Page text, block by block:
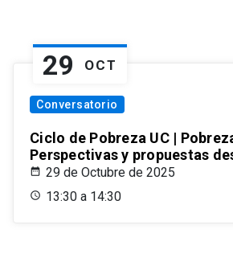
29 OCT
Conversatorio
Ciclo de Pobreza UC |
Perspectivas y propuestas
29 de Octubre de 2025
13:30 a 14:30